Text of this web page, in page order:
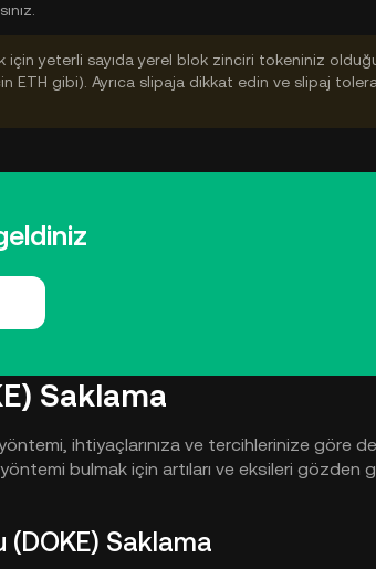
için yeterli sayıda yerel blok zinciri tokeniniz
ETH gibi). Ayrıca slipaja dikkat edin ve slipaj
Saklama
ihtiyaçlarınıza ve tercihlerinize göre
bulmak için artıları ve eksileri gözden
(DOKE) Saklama